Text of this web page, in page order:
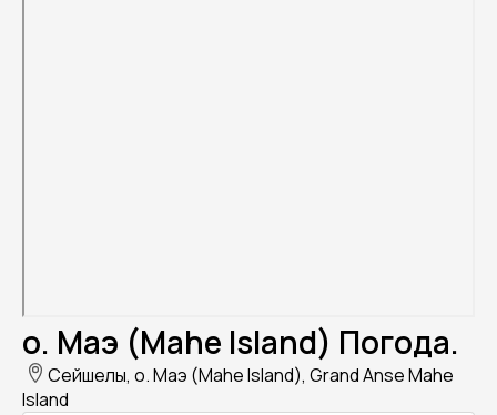
о. Маэ (Mahe Island) Погода.
Сейшелы, о. Маэ (Mahe Island), Grand Anse Mahe
Island